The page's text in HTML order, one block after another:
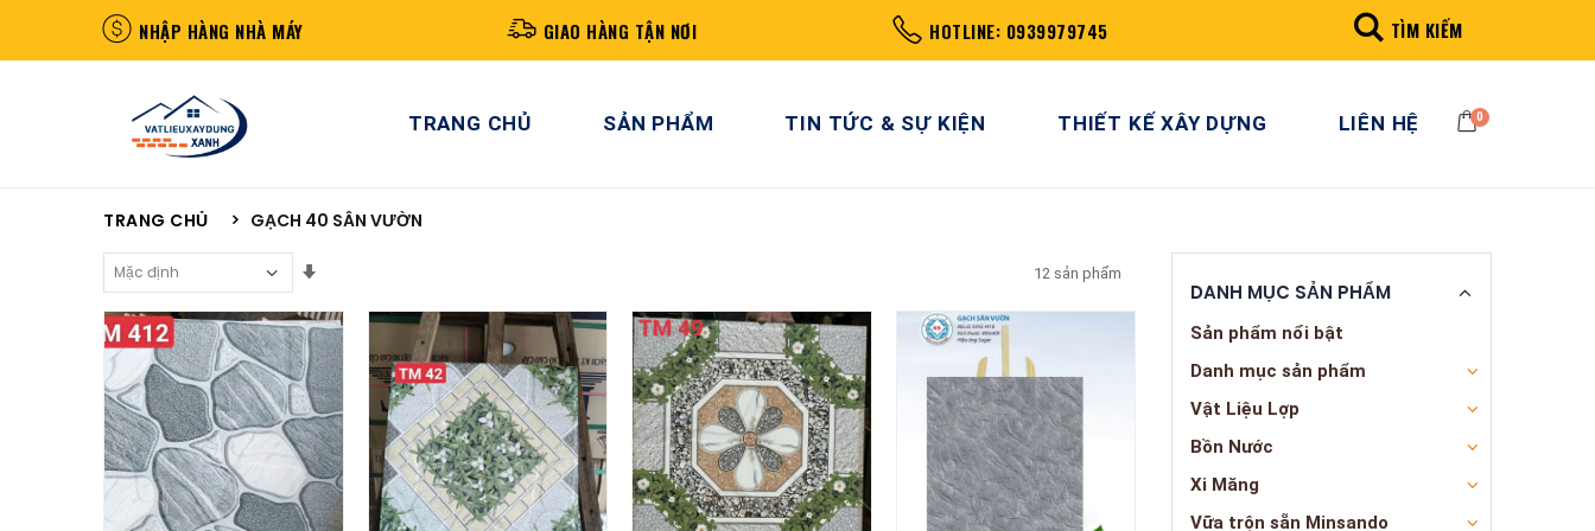
NHẬP HÀNG NHÀ MÁY GIAO HÀNG TẬN NƠI HOTLINE: 0939979745 TÌM KIẾM
TRANG CHỦ SẢN PHẨM TIN TỨC & SỰ KIỆN THIẾT KẾ XÂY DỰNG LIÊN HỆ 0
TRANG CHỦ GẠCH 40 SÂN VƯỜN
Sắp Xếp Theo 12 sản phẩm
DANH MỤC SẢN PHẨM
Sản phẩm nổi bật
Danh mục sản phẩm
Vật Liệu Lợp
Bồn Nước
Xi Măng
Vữa trộn sẵn Minsando